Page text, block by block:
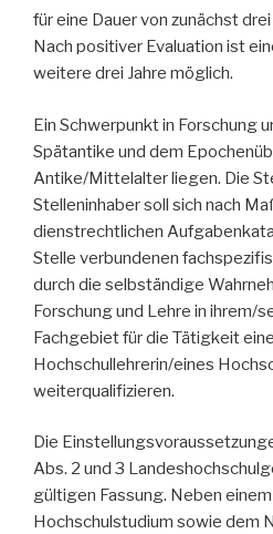
für eine Dauer von zunächst
Nach positiver Evaluation ist
weitere drei Jahre möglich.
Ein Schwerpunkt in Forschung
Spätantike und dem
Antike/Mittelalter liegen. Die
Stelleninhaber soll sich nach
dienstrechtlichen
Stelle verbundenen
durch die selbständige
Forschung und Lehre in ihrem/
Fachgebiet für die Tätigkeit
Hochschullehrerin/eines
weiterqualifizieren.
Die
Abs. 2 und 3
gültigen Fassung. Neben
Hochschulstudium sowie dem